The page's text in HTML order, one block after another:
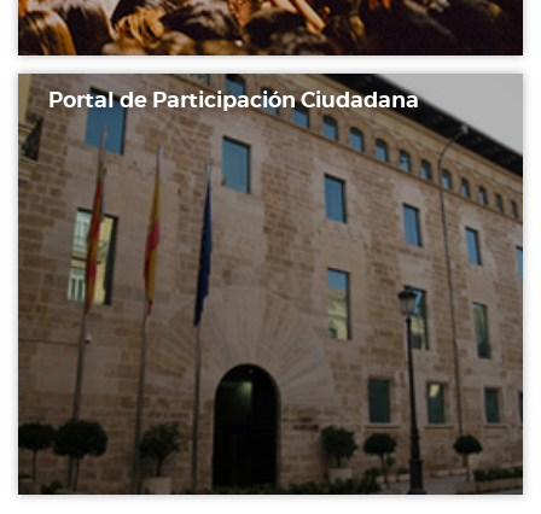
Portal de Participación Ciudadana